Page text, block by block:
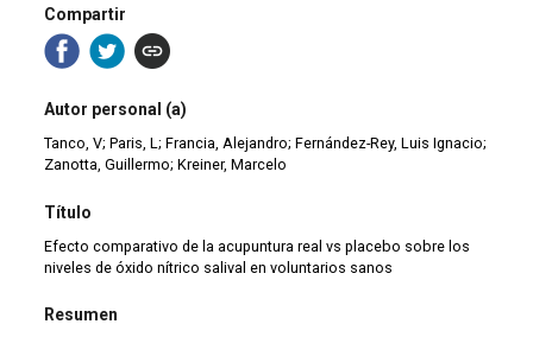
Compartir
Autor personal (a)
Tanco, V; Paris, L; Francia, Alejandro; Fernández-Rey, Luis Ignacio;
Zanotta, Guillermo; Kreiner, Marcelo
Título
Efecto comparativo de la acupuntura real vs placebo sobre los
niveles de óxido nítrico salival en voluntarios sanos
Resumen